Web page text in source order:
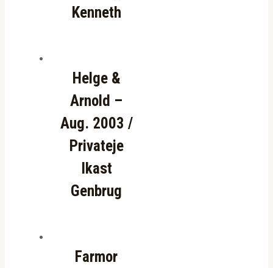
Kenneth
Helge &
Arnold –
Aug. 2003 /
Privateje
Ikast
Genbrug
Farmor